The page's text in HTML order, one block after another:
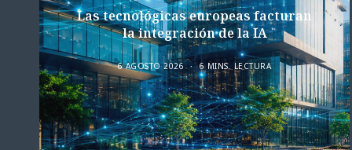
Las tecnológicas europeas facturan
la integración de la IA
6 AGOSTO 2026 6 MINS. LECTURA